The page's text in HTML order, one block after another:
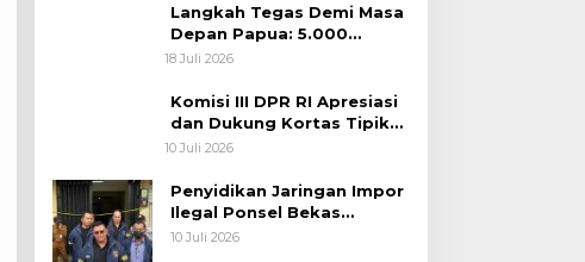
Langkah Tegas Demi Masa
Depan Papua: 5.000
Batang Ganja Berhasil
Habema
18 Juli 2026
Komisi III DPR RI Apresiasi
dan Dukung Kortas Tipikor
Polri Usut Dugaan Korupsi
10 Juli 2026
Penyidikan Jaringan Impor
Ilegal Ponsel Bekas
Rampung, Tiga Tersangka
10 Juli 2026